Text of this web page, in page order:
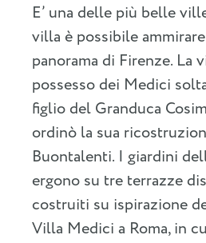
E’ una delle più belle
villa è possibile
panorama di Firenze. La
possesso dei Medici
figlio del Granduca
ordinò la sua
Buontalenti. I giardini
ergono su tre terrazze
costruiti su ispirazione
Villa Medici a Roma, in